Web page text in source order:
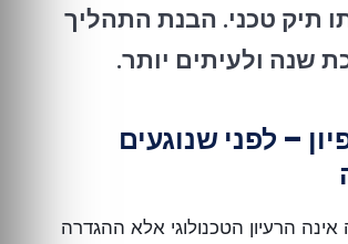
תיק טכני. הבנת התהליך
שנה ולעיתים יותר.
– לפני שנוגעים
הרעיון הטכנולוגי אלא ההגדרה